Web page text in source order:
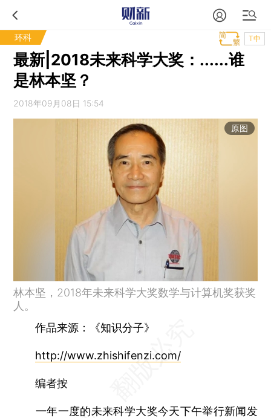
环科 T中
最新|2018未来科学大奖：......谁
是林本坚？
2018年09月08日 15:54
原图
林本坚，2018年未来科学大奖数学与计算机奖获奖
人。
作品来源：《知识分子》
http://www.zhishifenzi.com/
编者按
一年一度的未来科学大奖今天下午举行新闻发